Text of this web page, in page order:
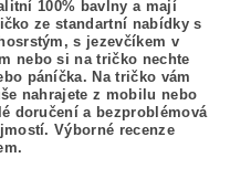
100% bavlny a mají
ze standartní nabídky s
s jezevčíkem v
nebo si na tričko nechte
páníčka. Na tričko vám
nahrajete z mobilu nebo
doručení a bezproblémová
Výborné recenze